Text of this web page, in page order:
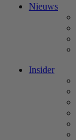
Nieuws
Insider